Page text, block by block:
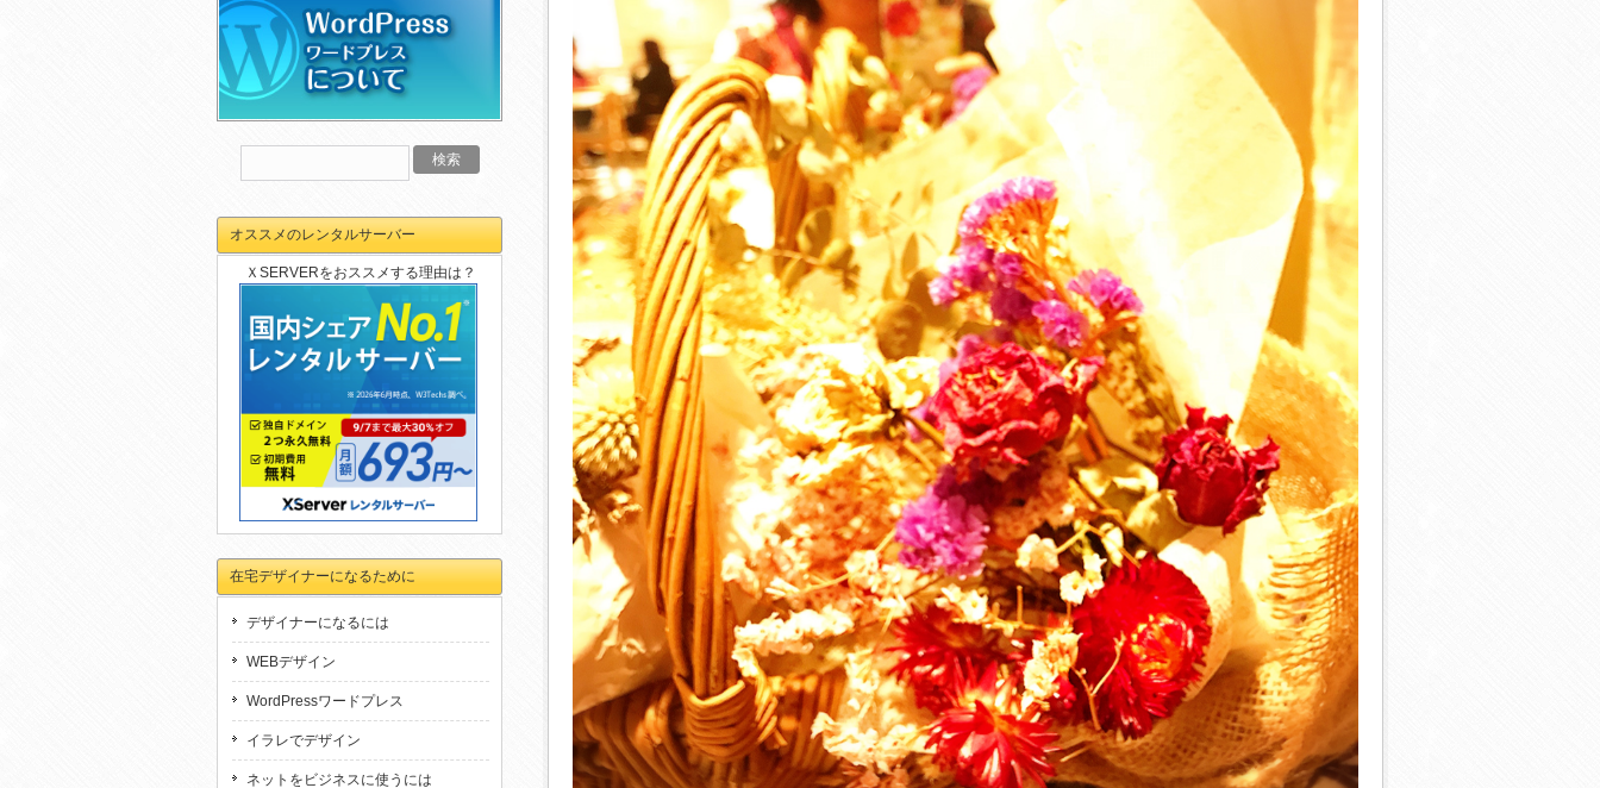
オススメのレンタルサーバー
ＸSERVERをおススメする理由は？
在宅デザイナーになるために
デザイナーになるには
WEBデザイン
WordPressワードプレス
イラレでデザイン
ネットをビジネスに使うには